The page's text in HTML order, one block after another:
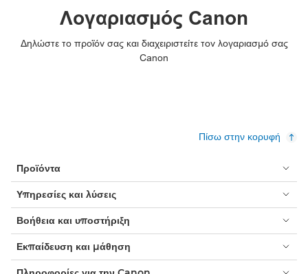
Λογαριασμός Canon
Δηλώστε το προϊόν σας και διαχειριστείτε τον λογαριασμό σας
Canon
Πίσω στην κορυφή
Προϊόντα
Υπηρεσίες και λύσεις
Βοήθεια και υποστήριξη
Εκπαίδευση και μάθηση